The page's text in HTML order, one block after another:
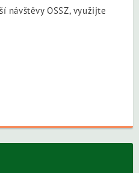
návštěvy OSSZ, využijte